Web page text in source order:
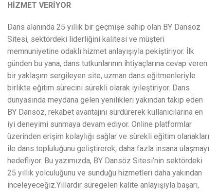
HİZMET VERİYOR
Dans alanında 25 yıllık bir geçmişe sahip olan BY Dansöz
Sitesi, sektördeki liderliğini kalitesi ve müşteri
memnuniyetine odaklı hizmet anlayışıyla pekiştiriyor. İlk
günden bu yana, dans tutkunlarının ihtiyaçlarına cevap veren
bir yaklaşım sergileyen site, uzman dans eğitmenleriyle
birlikte eğitim sürecini sürekli olarak iyileştiriyor. Dans
dünyasında meydana gelen yenilikleri yakından takip eden
BY Dansöz, rekabet avantajını sürdürerek kullanıcılarına en
iyi deneyimi sunmaya devam ediyor. Online platformlar
üzerinden erişim kolaylığı sağlar ve sürekli eğitim olanakları
ile dans topluluğunu geliştirerek, daha fazla insana ulaşmayı
hedefliyor. Bu yazımızda, BY Dansöz Sitesi’nin sektördeki
25 yıllık yolculuğunu ve sunduğu hizmetleri daha yakından
inceleyeceğiz.Yıllardır süregelen kalite anlayışıyla başarı,